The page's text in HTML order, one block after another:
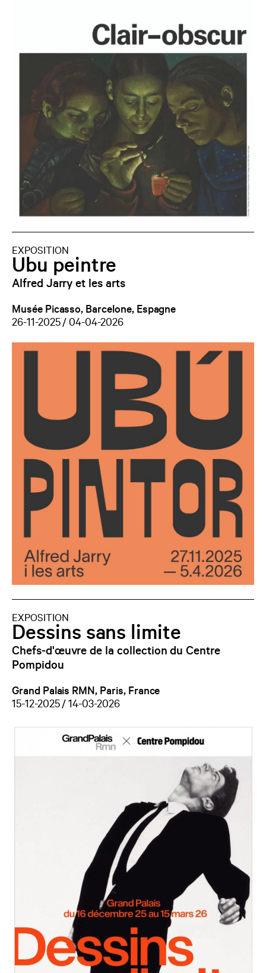
EXPOSITION
Ubu peintre
Alfred Jarry et les arts
Musée Picasso, Barcelone, Espagne
26-11-2025 / 04-04-2026
EXPOSITION
Dessins sans limite
Chefs-d'œuvre de la collection du Centre
Pompidou
Grand Palais RMN, Paris, France
15-12-2025 / 14-03-2026